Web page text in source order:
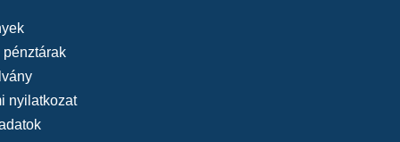
Második gyáros, Aggastyán (Madách: Az
(Molnár Ferenc: Liliom), Lasponya
semmiért), Remigio (Taviani-Morricone-
Lessaque márki (Bulgakov: Álszentek
( Gyurkovics: Nagyvizit), Monsieur de
Dr. Bittner (Kiss Csaba: A Dög), Figaro
pénztárak
nyilatkozat